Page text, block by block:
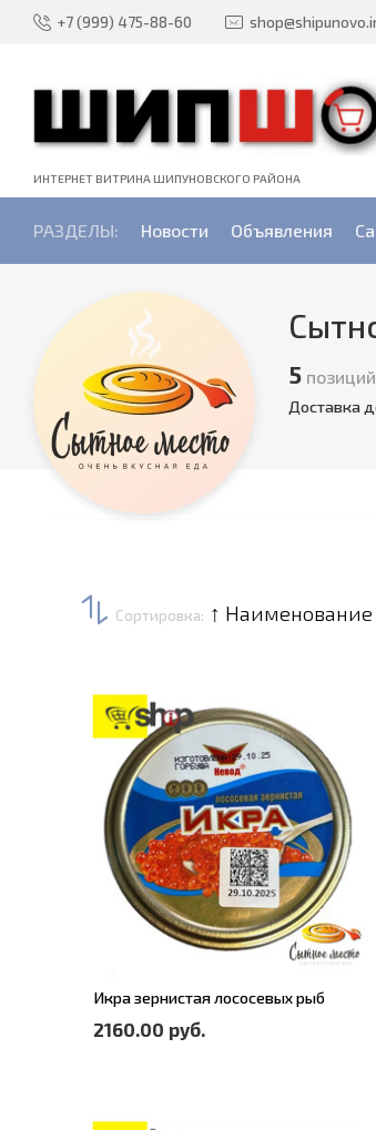
+7 (999) 475-88-60
ИНТЕРНЕТ ВИТРИНА ШИПУНОВСКОГО РАЙОНА
РАЗДЕЛЫ: Новости Объявления
5
Доставка
Сортировка: ↑ Наименование
Икра зернистая лососевых рыб
2160.00 руб.